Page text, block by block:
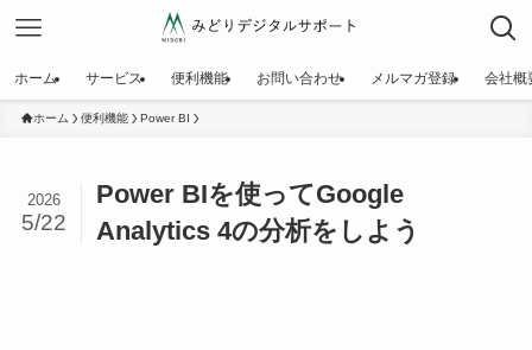
ホーム サービス 便利機能 お問い合わせ メルマガ登録 会社概
ホーム 便利機能 Power BI
Power BIを使ってGoogle
Analytics 4の分析をしよう
2026
5/22